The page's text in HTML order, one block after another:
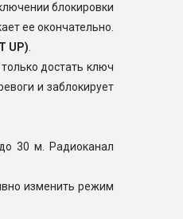
блокировки
ее окончательно.
UP)
достать ключ
и заблокирует
30 м. Радиоканал
изменить режим